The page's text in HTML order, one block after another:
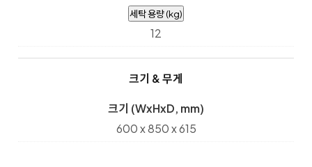
세탁 용량 (kg)
12
크기 & 무게
크기 (WxHxD, mm)
600 x 850 x 615